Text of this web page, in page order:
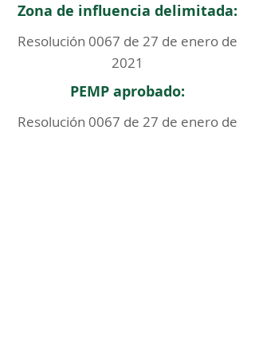
Zona de influencia delimitada:
Resolución 0067 de 27 de enero de
2021
PEMP aprobado:
Resolución 0067 de 27 de enero de